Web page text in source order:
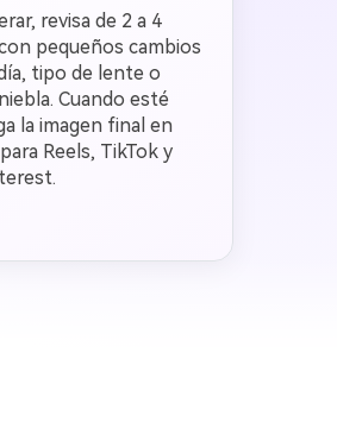
revisa de 2 a 4
pequeños cambios
tipo de lente o
Cuando esté
la imagen final en
Reels, TikTok y